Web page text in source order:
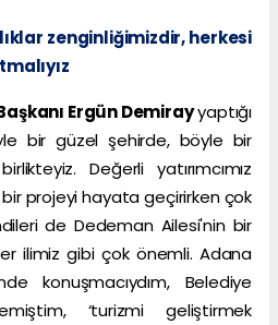
zenginliğimizdir, herkesi
Ergün Demirayyaptığı
bir güzel şehirde, böyle bir
Değerli yatırımcımız
projeyi hayata geçirirken çok
de Dedeman Ailesi'nin bir
ilimiz gibi çok önemli. Adana
konuşmacıydım, Belediye
‘turizmi geliştirmek